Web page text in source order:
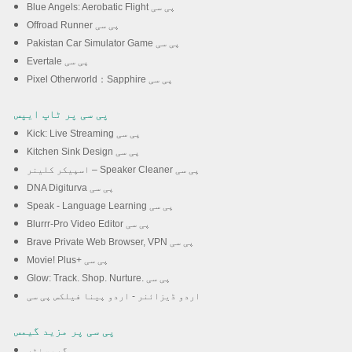
Blue Angels: Aerobatic Flight پی سی
Offroad Runner پی سی
Pakistan Car Simulator Game پی سی
Evertale پی سی
Pixel Otherworld：Sapphire پی سی
پی سی پر ٹاپ ایپس
Kick: Live Streaming پی سی
Kitchen Sink Design پی سی
اسپیکر کلینر – Speaker Cleaner پی سی
DNA Digiturva پی سی
Speak - Language Learning پی سی
Blurrr-Pro Video Editor پی سی
Brave Private Web Browser, VPN پی سی
Movie! Plus+ پی سی
Glow: Track. Shop. Nurture. پی سی
اردو ڈیزائنر - اردو پینا فیلکس پی سی
پی سی پر مزید گیمس